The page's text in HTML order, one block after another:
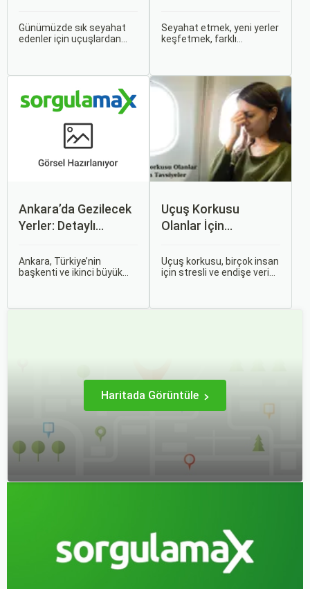
Günümüzde sık seyahat
edenler için uçuşlardan
fırsatları giriyor.
Seyahat etmek, yeni yerler
keşfetmek, farklı
bir yoldur. Bu yolculukların
ilk adımı ise, genellikle bir
uçak bileti satın almaktır.
Ankara’da Gezilecek
Yerler: Detaylı
Ankara, Türkiye’nin
başkenti ve ikinci büyük
imkanları sunmaktadır.
Uçuş Korkusu
Olanlar İçin
Uçuş korkusu, birçok insan
için stresli ve endişe verici
Haritada Görüntüle